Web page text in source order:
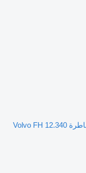
السيارات القاطرة Volvo FH 12.340